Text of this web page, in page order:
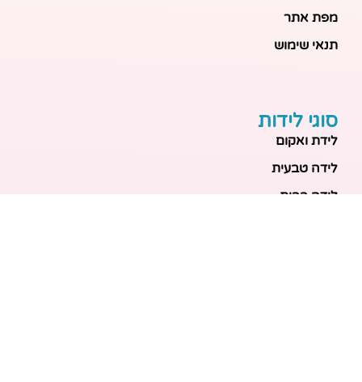
מפת אתר
תנאי שימוש
סוגי לידות
לידת ואקום
לידה טבעית
לידה בבית